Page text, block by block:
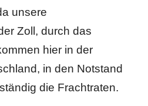
unsere
Zoll, durch das
hier in der
in den Notstand
die Frachtraten.